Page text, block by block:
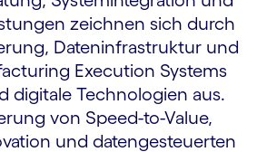
zeichnen sich durch
Daten­infrastruktur und
Execution Systems
digitale Technologien aus.
von Speed-to-Value,
und daten­gesteuerten